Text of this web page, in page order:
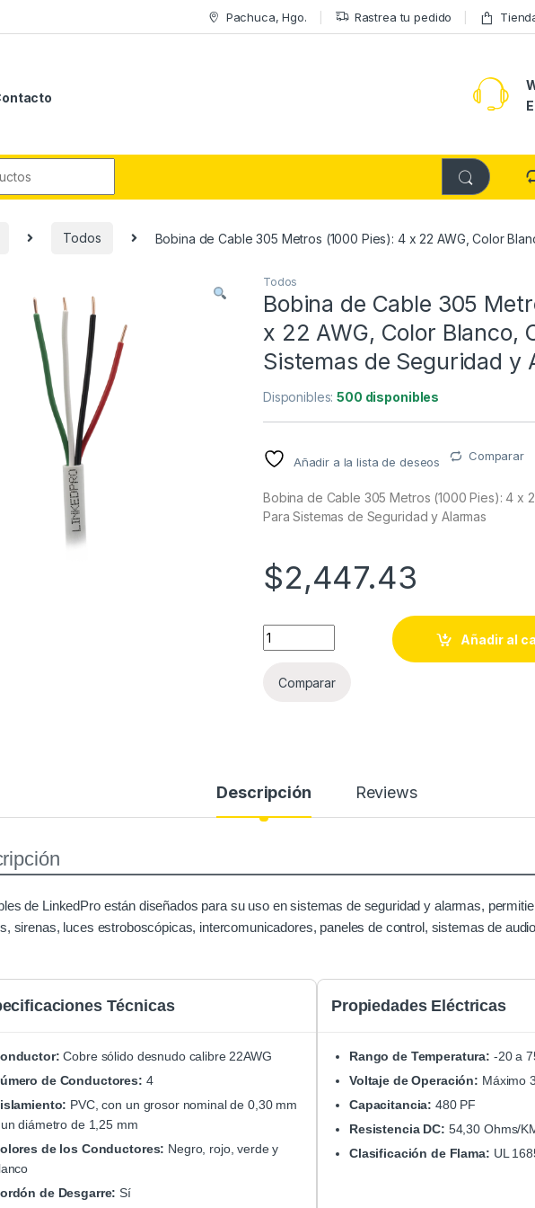
Pachuca, Hgo. Rastrea tu pedido
Todos Bobina de Cable 305 Metros (1000 Pies): 4 x 22 AWG, Color
Todos
Bobina de Cable 305
x 22 AWG, Color Blanco,
Sistemas de Seguridad y
Disponibles:500 disponibles
Añadir a la lista de deseos Comparar
Bobina de Cable 305 Metros (1000 Pies): 4 x
Para Sistemas de Seguridad y Alarmas
$2,447.43
Bobina de Cable 305 Metros (1000 Pies):
Añadir al
Comparar
Descripción Reviews
de LinkedPro están diseñados para su uso en sistemas de seguridad y alarmas,
sirenas, luces estroboscópicas, intercomunicadores, paneles de control, sistemas de
Técnicas
Cobre sólido desnudo calibre 22AWG
de Conductores: 4
PVC, con un grosor nominal de 0,30 mm
diámetro de 1,25 mm
de los Conductores: Negro, rojo, verde y
de Desgarre: Sí
Propiedades Eléctricas
Rango de Temperatura: -20 a
Voltaje de Operación: Máximo
Capacitancia: 480 PF
Resistencia DC: 54,30 Ohms/
Clasificación de Flama: UL